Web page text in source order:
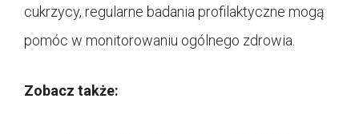
cukrzycy, regularne badania profilaktyczne mogą
pomóc w monitorowaniu ogólnego zdrowia.
Zobacz także: